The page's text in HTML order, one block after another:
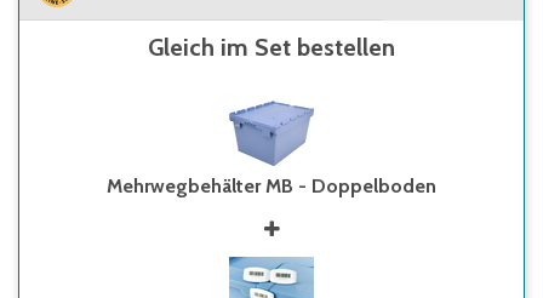
Gleich im Set bestellen
Mehrwegbehälter MB - Doppelboden